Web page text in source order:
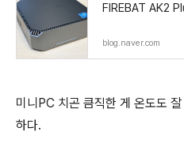
FIREBAT AK2
blog.naver.com
미니PC 치곤 큼직한 게 온도도
하다.